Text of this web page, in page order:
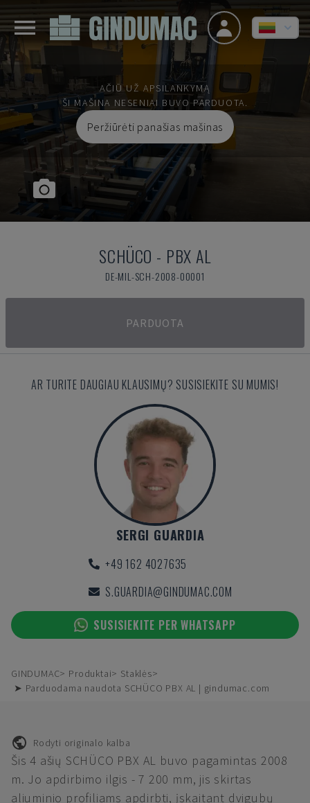
AČIŪ UŽ APSILANKYMĄ
ŠI MAŠINA NESENIAI BUVO PARDUOTA.
Peržiūrėti panašias mašinas
SCHÜCO - PBX AL
DE-MIL-SCH-2008-00001
PARDUOTA
AR TURITE DAUGIAU KLAUSIMŲ? SUSISIEKITE SU MUMIS!
SERGI GUARDIA
+49 162 4027635
S.GUARDIA@GINDUMAC.COM
SUSISIEKITE PER WHATSAPP
GINDUMAC Produktai
Staklės
➤ Parduodama naudota SCHÜCO PBX AL | gindumac.com
Rodyti originalo kalba
Šis 4 ašių SCHÜCO PBX AL buvo pagamintas 2008
m. Jo apdirbimo ilgis - 7 200 mm, jis skirtas
aliuminio profiliams apdirbti, įskaitant dvigubų